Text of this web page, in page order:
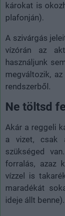
károkat is
plafonján).
A szivárgás
vízórán az
használjunk
megváltozik,
rendszerből.
Ne töltsd
Akár a reggeli
a vizet, csak
szükséged
forralás, azaz
vízzel is
maradékát
ideje állt benne).